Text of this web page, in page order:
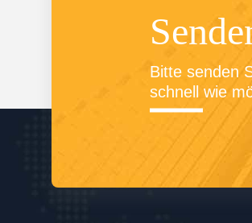
Bitte senden
schnell wie